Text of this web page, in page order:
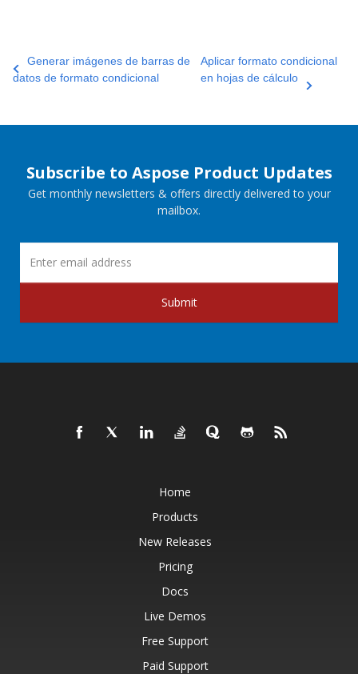
Generar imágenes de barras de
datos de formato condicional
Aplicar formato condicional
en hojas de cálculo
Subscribe to Aspose Product Updates
Get monthly newsletters & offers directly delivered to your
mailbox.
Submit
Home
Products
New Releases
Pricing
Docs
Live Demos
Free Support
Paid Support